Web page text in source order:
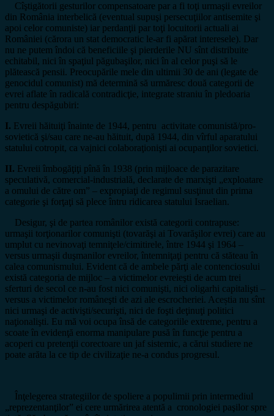
Cîştigătorii gesturilor compensatoare par a fi toţi urmaşii evreilor
din România interbelică (eventual supuşi persecuţiilor antisemite şi
apoi celor comuniste) iar perdanţii par toţi locuitorii actuali ai
României (cărora un stat democratic le-ar fi apărat interesele). Dar
nu ne putem îndoi că beneficiile şi pierderile NU sînt distribuite
echitabil, nici în spaţiul păgubaşilor, nici în al celor puşi să le
plătească pensii. Preocupările mele din ultimii 30 de ani (legate de
genocidul comunist) mă determină să urmăresc două categorii de
evrei aflate în radicală contradicţie, integrate straniu în pledoaria
pentru despăgubiri:
I. Evreii hăituiţi înainte de 1944, pentru activitate comunistă/pro-
sovietică şi/sau care ne-au hăituit, după 1944, din vîrful aparatului
statului cotropit, ca vajnici colaboraţionişti ai ocupanţilor sovietici.
II. Evreii îmbogăţiţi pînă în 1938 (prin mijloace de parazitare
speculativă, comercial-industrială, declarate de marxişti „exploatare
a omului de către om” – expropiaţi de regimul susţinut din prima
categorie şi forţaţi să plece întru ridicarea statului Israelian.
Desigur, şi de partea românilor există categorii contrapuse:
urmaşii torţionarilor comunişti (tovarăşi ai Tovarăşilor evrei) care au
umplut cu nevinovaţi temniţele/cimitirele, între 1944 şi 1964 –
versus urmaşii duşmanilor evreilor, întemniţaţi pentru că stăteau în
calea comunismului. Evident că de ambele părţi ale contenciosului
există categoria de mijloc – a victimelor evreieşti de acum trei
sferturi de secol ce n-au fost nici comunişti, nici oligarhi capitalişti –
versus a victimelor româneşti de azi ale escrocheriei. Aceștia nu sînt
nici urmaşi de activişti/securişti, nici de foşti deţinuţi politici
naţionalişti. Eu mă voi ocupa însă de categoriile extreme, pentru a
scoate în evidenţă enorma manipulare pusă în funcţie pentru a
acoperi cu pretenţii corectoare un jaf sistemic, a cărui studiere ne
poate arăta la ce tip de civilizaţie ne-a condus progresul.
Înţelegerea strategiilor de spoliere a populimii prin intermediul
„reprezentanţilor” ei cere urmărirea atentă a cronologiei paşilor spre